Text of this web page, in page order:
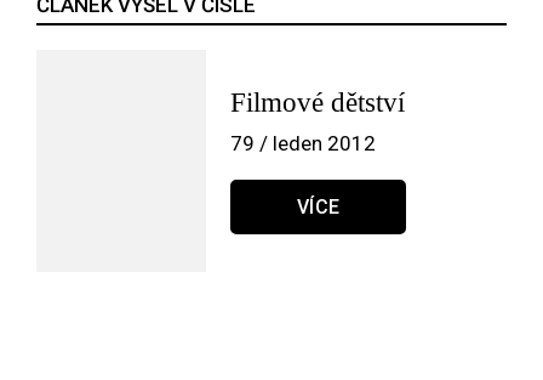
ČLÁNEK VYŠEL V ČÍSLE
Filmové dětství
79 / leden 2012
VÍCE